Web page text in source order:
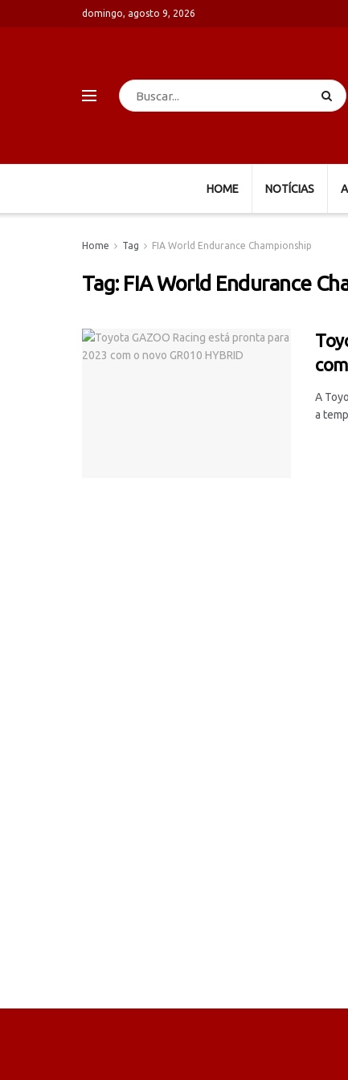
domingo, agosto 9, 2026
HOME NOTÍCIAS
Home Tag FIA World Endurance Championship
Tag: FIA World Endurance
A
a